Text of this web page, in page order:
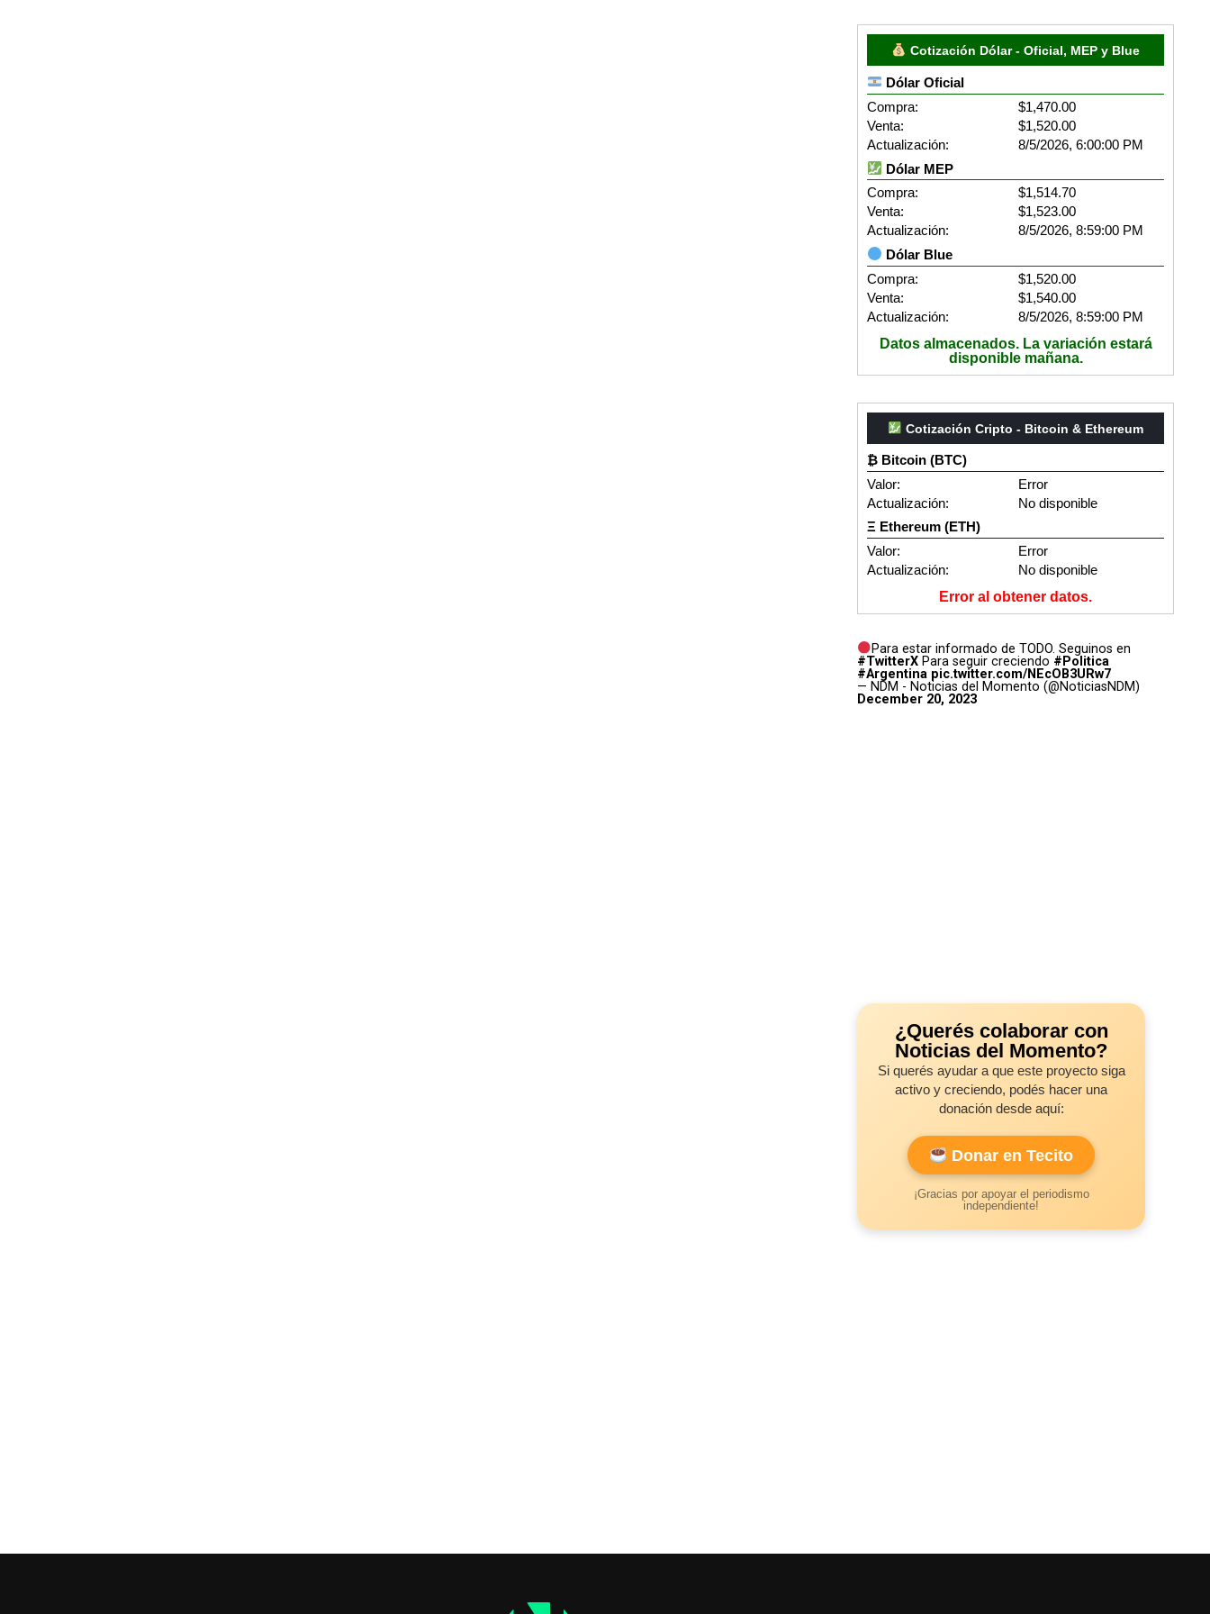
Cotización Dólar - Oficial, MEP y Blue
Dólar Oficial
Compra:
$1,470.00
Venta:
$1,520.00
Actualización:
8/5/2026, 6:00:00 PM
Dólar MEP
Compra:
$1,514.70
Venta:
$1,523.00
Actualización:
8/5/2026, 8:59:00 PM
Dólar Blue
Compra:
$1,520.00
Venta:
$1,540.00
Actualización:
8/5/2026, 8:59:00 PM
Datos almacenados. La variación estará
disponible mañana.
Cotización Cripto - Bitcoin & Ethereum
₿ Bitcoin (BTC)
Valor:
Error
Actualización:
No disponible
Ξ Ethereum (ETH)
Valor:
Error
Actualización:
No disponible
Error al obtener datos.
Para estar informado de TODO. Seguinos en
#TwitterX Para seguir creciendo #Politica
#Argentina pic.twitter.com/NEcOB3URw7
— NDM - Noticias del Momento (@NoticiasNDM)
December 20, 2023
¿Querés colaborar con
Noticias del Momento?
Si querés ayudar a que este proyecto siga
activo y creciendo, podés hacer una
donación desde aquí:
Donar en Tecito
¡Gracias por apoyar el periodismo
independiente!